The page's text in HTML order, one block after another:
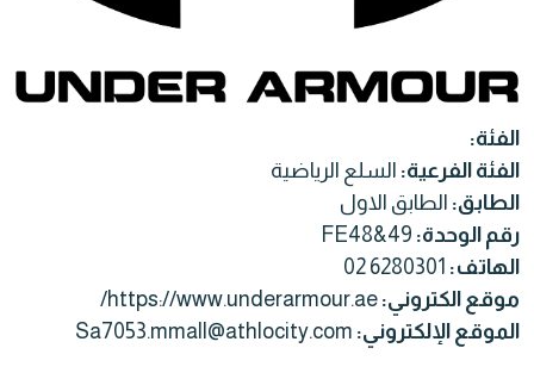
الفئة:
الفئة الفرعية: السلع الرياضية
الطابق: الطابق الاول
رقم الوحدة: FE48&49
الهاتف: 02 6280301
موقع الكتروني: https://www.underarmour.ae/
الموقع الإلكتروني: Sa7053.mmall@athlocity.com